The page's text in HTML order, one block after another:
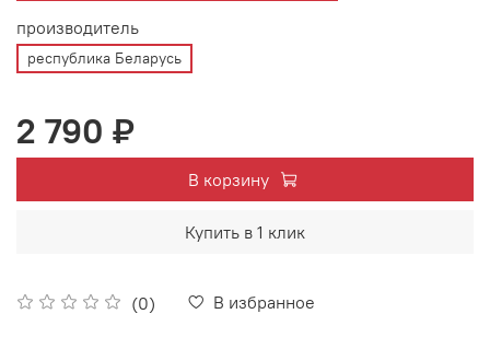
(0) В избранное
производитель
республика Беларусь
2 790 ₽
В корзину
Купить в 1 клик